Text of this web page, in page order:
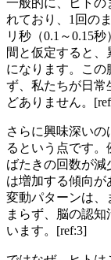
れており、1回の
リ秒（0.1～0.15
間と仮定すると、
になります。この
ず、私たちが日常
どありません。
さらに興味深い
るという点です。
ばたきの回数が減
は増加する傾向が
変動パターンは、
まらず、脳の認
います。[ref:3]